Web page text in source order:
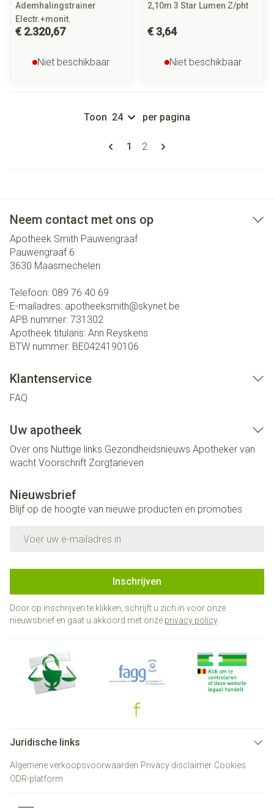
Ademhalingstrainer
Electr.+monit.
€ 2.320,67
Niet beschikbaar
2,10m 3 Star Lumen Z/pht
€ 3,64
Niet beschikbaar
Pagina's
U lees momenteel pagina
1 Pagina
2
Toon per pagina
Neem contact met ons op
Apotheek Smith Pauwengraaf
Pauwengraaf 6
3630 Maasmechelen
Telefoon: 089 76 40 69
E-mailadres: apotheeksmith@skynet.be
APB nummer: 731302
Apotheek titularis: Ann Reyskens
BTW nummer: BE0424190106
Klantenservice
FAQ
Uw apotheek
Over ons Nuttige links Gezondheidsnieuws Apotheker van
wacht Voorschrift Zorgtarieven
Nieuwsbrief
Blijf op de hoogte van nieuwe producten en promoties
Inschrijven
Door op inschrijven te klikken, schrijft u zich in voor onze
nieuwsbrief en gaat u akkoord met onze privacy policy.
Juridische links
Algemene verkoopsvoorwaarden Privacy disclaimer Cookies
ODR-platform